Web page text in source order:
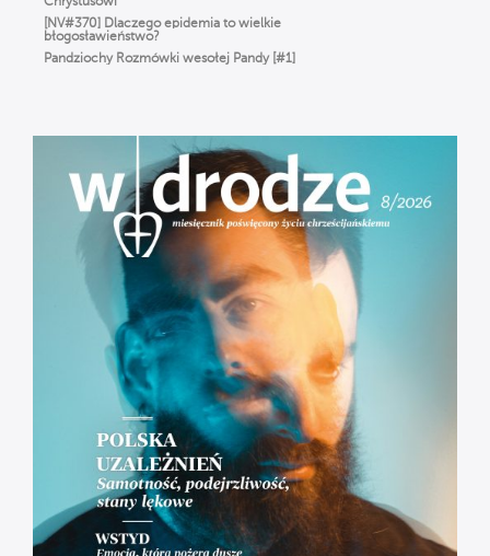
błogosławieństwo?
Pandziochy Rozmówki wesołej Pandy [#1]
O Imieniu
[RÓŻANIEC] Tajemnice Bolesne